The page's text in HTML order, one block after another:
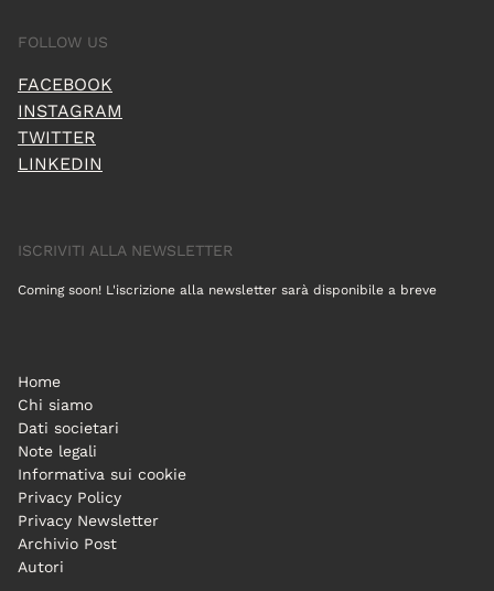
FOLLOW US
FACEBOOK
INSTAGRAM
TWITTER
LINKEDIN
ISCRIVITI ALLA NEWSLETTER
Coming soon! L'iscrizione alla newsletter sarà disponibile a breve
Home
Chi siamo
Dati societari
Note legali
Informativa sui cookie
Privacy Policy
Privacy Newsletter
Archivio Post
Autori